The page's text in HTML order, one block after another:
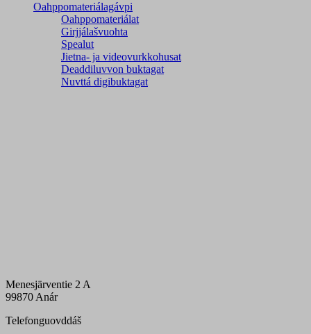
Oahppomateriálagávpi
Oahppomateriálat
Girjjálašvuohta
Spealut
Jietna- ja videovurkkohusat
Deaddiluvvon buktagat
Nuvttá digibuktagat
Menesjärventie 2 A
99870 Anár
Telefonguovddáš